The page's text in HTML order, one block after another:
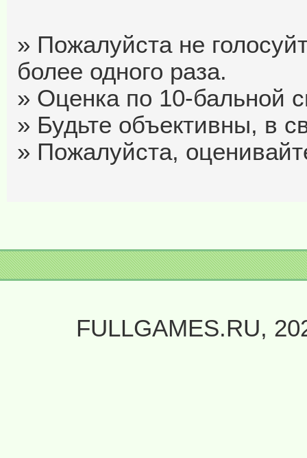
» Пожалуйста не
более одного раза.
» Оценка по 10-бальной
» Будьте объективны, в
» Пожалуйста,
FULLGAMES.RU,